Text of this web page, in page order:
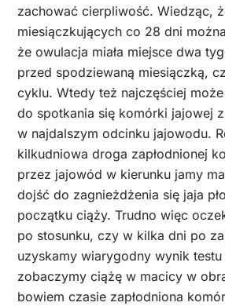
zachować cierpliwość. Wiedząc,
miesiączkujących co 28 dni
że owulacja miała miejsce dwa
przed spodziewaną miesiączką,
cyklu. Wtedy też najczęściej
do spotkania się komórki jajowej
w najdalszym odcinku jajowodu.
kilkudniowa droga zapłodnionej
przez jajowód w kierunku jamy
dojść do zagnieżdżenia się jaja
początku ciąży. Trudno więc
po stosunku, czy w kilka dni po
uzyskamy wiarygodny wynik
zobaczymy ciążę w macicy w
bowiem czasie zapłodniona